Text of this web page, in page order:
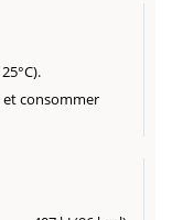
et consommer